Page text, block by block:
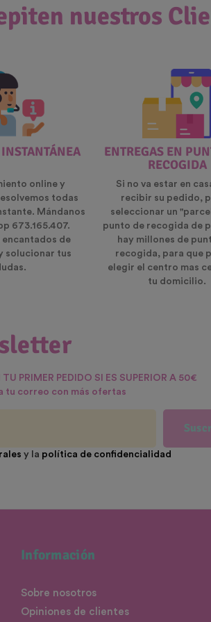
nuestros
online y
todas
Mándanos
673.165.407.
encantados de
solucionar tus
ENTREGAS EN
RECOGIDA
Si no va estar en
recibir su pedido,
seleccionar un
punto de recogida de
hay millones de
recogida, para que
elegir el centro mas
tu domicilio.
PRIMER PEDIDO SI ES SUPERIOR A 50€
tu correo con más ofertas
y la política de confidencialidad
Información
Sobre nosotros
Opiniones de clientes